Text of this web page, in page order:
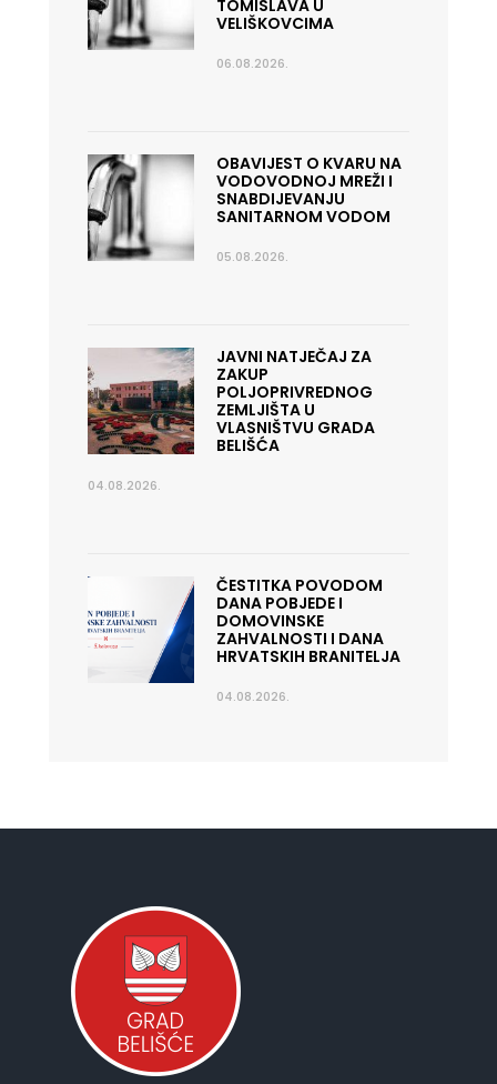
TOMISLAVA U
VELIŠKOVCIMA
06.08.2026.
OBAVIJEST O KVARU NA
VODOVODNOJ MREŽI I
SNABDIJEVANJU
SANITARNOM VODOM
05.08.2026.
JAVNI NATJEČAJ ZA
ZAKUP
POLJOPRIVREDNOG
ZEMLJIŠTA U
VLASNIŠTVU GRADA
BELIŠĆA
04.08.2026.
ČESTITKA POVODOM
DANA POBJEDE I
DOMOVINSKE
ZAHVALNOSTI I DANA
HRVATSKIH BRANITELJA
04.08.2026.